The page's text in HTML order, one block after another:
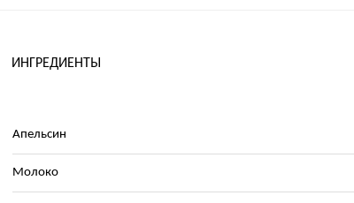
ИНГРЕДИЕНТЫ
Апельсин
Молоко